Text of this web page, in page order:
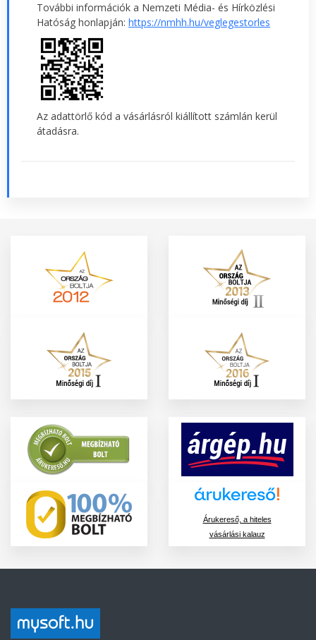
További információk a Nemzeti Média- és Hírközlési
Hatóság honlapján: https://nmhh.hu/veglegestorles
Az adattörlő kód a vásárlásról kiállított számlán kerül
átadásra.
Árukereső, a hiteles
vásárlási kalauz